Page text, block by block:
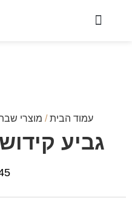
עמוד הבית/ מוצרי
גביע